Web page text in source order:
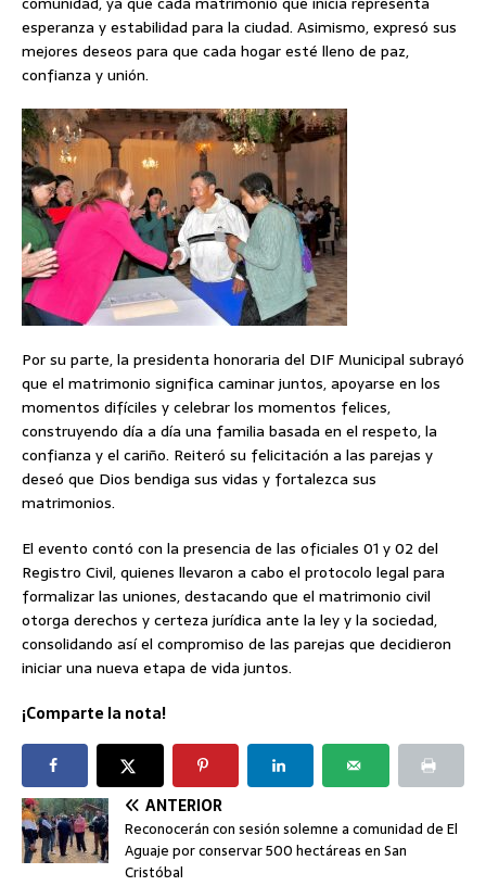
esperanza y estabilidad para la ciudad. Asimismo, expresó sus
mejores deseos para que cada hogar esté lleno de paz,
confianza y unión.
Por su parte, la presidenta honoraria del DIF Municipal subrayó
que el matrimonio significa caminar juntos, apoyarse en los
momentos difíciles y celebrar los momentos felices,
construyendo día a día una familia basada en el respeto, la
confianza y el cariño. Reiteró su felicitación a las parejas y
deseó que Dios bendiga sus vidas y fortalezca sus
matrimonios.
El evento contó con la presencia de las oficiales 01 y 02 del
Registro Civil, quienes llevaron a cabo el protocolo legal para
formalizar las uniones, destacando que el matrimonio civil
otorga derechos y certeza jurídica ante la ley y la sociedad,
consolidando así el compromiso de las parejas que decidieron
iniciar una nueva etapa de vida juntos.
¡Comparte la nota!
ANTERIOR
Reconocerán con sesión solemne a comunidad de El
Aguaje por conservar 500 hectáreas en San
Cristóbal